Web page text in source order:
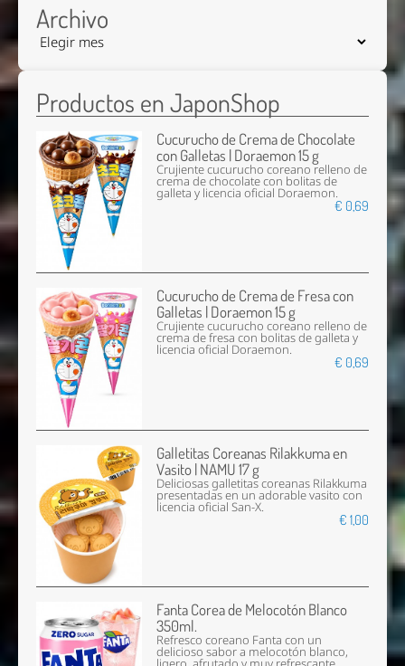
Archivo
Productos en JaponShop
Cucurucho de Crema de Chocolate
con Galletas | Doraemon 15 g
Crujiente cucurucho coreano relleno de
crema de chocolate con bolitas de
galleta y licencia oficial Doraemon.
€ 0,69
Cucurucho de Crema de Fresa con
Galletas | Doraemon 15 g
Crujiente cucurucho coreano relleno de
crema de fresa con bolitas de galleta y
licencia oficial Doraemon.
€ 0,69
Galletitas Coreanas Rilakkuma en
Vasito | NAMU 17 g
Deliciosas galletitas coreanas Rilakkuma
presentadas en un adorable vasito con
licencia oficial San-X.
€ 1,00
Fanta Corea de Melocotón Blanco
350ml.
Refresco coreano Fanta con un
delicioso sabor a melocotón blanco,